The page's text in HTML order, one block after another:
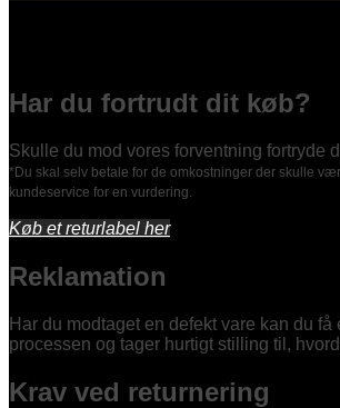
Har du fortrudt dit køb?
Skulle du mod vores forventning fortryde
*Du skal selv betale for de omkostninger der skulle
kundeservice for en vurdering.
Køb et returlabel her
Reklamation
Har du modtaget en defekt vare kan du
processen og tager hurtigt stilling til,
Krav ved returnering